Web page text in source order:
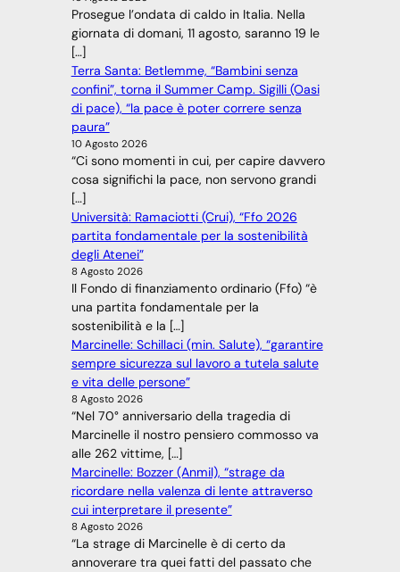
Prosegue l’ondata di caldo in Italia. Nella
giornata di domani, 11 agosto, saranno 19 le
[…]
Terra Santa: Betlemme, “Bambini senza
confini”, torna il Summer Camp. Sigilli (Oasi
di pace), “la pace è poter correre senza
paura”
10 Agosto 2026
“Ci sono momenti in cui, per capire davvero
cosa significhi la pace, non servono grandi
[…]
Università: Ramaciotti (Crui), “Ffo 2026
partita fondamentale per la sostenibilità
degli Atenei”
8 Agosto 2026
Il Fondo di finanziamento ordinario (Ffo) “è
una partita fondamentale per la
sostenibilità e la […]
Marcinelle: Schillaci (min. Salute), “garantire
sempre sicurezza sul lavoro a tutela salute
e vita delle persone”
8 Agosto 2026
“Nel 70° anniversario della tragedia di
Marcinelle il nostro pensiero commosso va
alle 262 vittime, […]
Marcinelle: Bozzer (Anmil), “strage da
ricordare nella valenza di lente attraverso
cui interpretare il presente”
8 Agosto 2026
“La strage di Marcinelle è di certo da
annoverare tra quei fatti del passato che